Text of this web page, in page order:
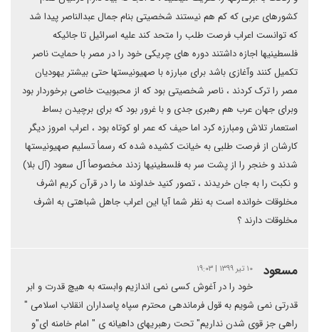
کشورهای عربی که کم هم نیستند شخصیتی بنام جمال عبدالناصر پیدا شد
که توانست اعراب فرصت طلب را متحد کند علیه اسرائیل تا جائیکه
فلسطینیها اجازه داشتند دوره های چریکی خود را در مصر با حمایت ناصر
تکمیل کنند وآغازی باشد برای مبارزه با صهیونیستها حتی بیشتر یهودیان
مصر را ترک کردند ، ناصر شخصیتی بود که از محبوبیت خاصی برخوردار بود
وبرای جهان عرب هم رهبری جدی و با غرور بود که برای برچیدن بساط
استعمار تلاش ومبارزه کرد اما حیف که عمر او کوتاه بود ، اعراب امروز دیگر
کارشان از فرصت طلبی به خیانت کشیده شده که رسمأ تسلیم صهیونیستها
شدند و خنجر را از پشت سر به فلسطینیها زدند مخصوصأ آل سعود (آل بلا)
و نکبت را به جان خریدند ، تصور کنید خداوند ما را در قرآن کریم اشرف
مخلوقات خوانده است به نظر شما آیا این اعراب جاهل شباهتی به اشرف
مخلوقات دارند ؟
مسعود ۱۰ تیر ۱۳۹۹ | ۱۹:۰۳
خود را در آغوش کسی نمی اندازیم وابسته به هیچ قدرت و ابر
قدرتی نمی شویم به قول فرماندهی محترم سپاه پاسداران انقلاب اسلامی "
راهی جز قوی شدن نداریم" تحت رهبریهای داهیانه ی " امام خامنه ای"و